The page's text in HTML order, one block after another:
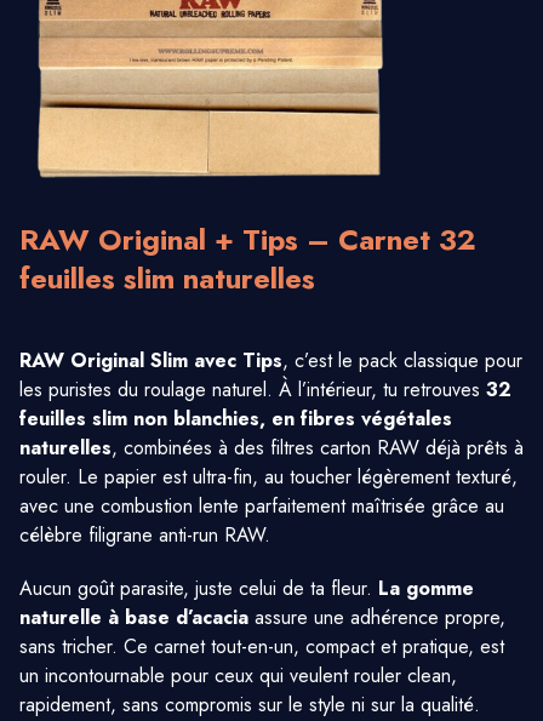
RAW Original + Tips – Carnet 32
feuilles slim naturelles
RAW Original Slim avec Tips, c’est le pack classique pour
les puristes du roulage naturel. À l’intérieur, tu retrouves 32
feuilles slim non blanchies, en fibres végétales
naturelles, combinées à des filtres carton RAW déjà prêts à
rouler. Le papier est ultra-fin, au toucher légèrement texturé,
avec une combustion lente parfaitement maîtrisée grâce au
célèbre filigrane anti-run RAW.
Aucun goût parasite, juste celui de ta fleur. La gomme
naturelle à base d’acacia assure une adhérence propre,
sans tricher. Ce carnet tout-en-un, compact et pratique, est
un incontournable pour ceux qui veulent rouler clean,
rapidement, sans compromis sur le style ni sur la qualité.